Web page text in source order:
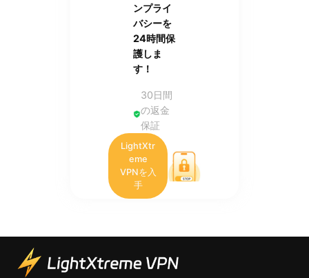
ンプライ
バシーを
24時間保
護しま
す！
30日間
の返金
保証
LightXtr
eme
VPNを入
手